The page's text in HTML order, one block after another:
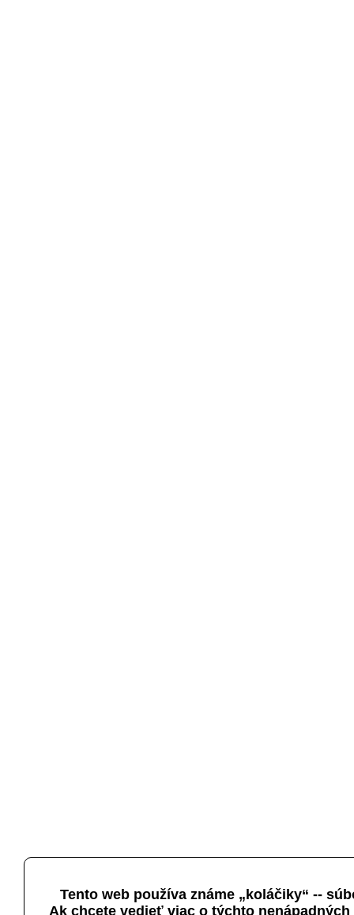
Tento web používa známe „koláčiky“ --
Ak chcete vedieť viac o týchto nenápadných